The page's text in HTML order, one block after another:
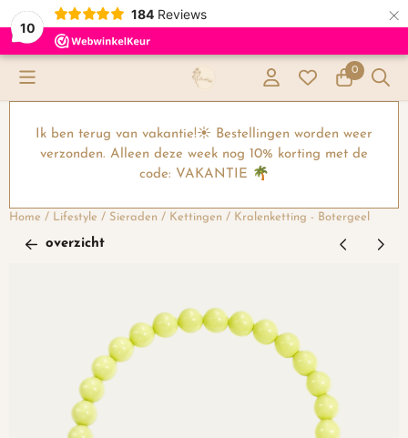
10
184 Reviews ×
Cookievoorkeuren zijn momenteel gesloten.
0
Ik ben terug van vakantie!☀️ Bestellingen worden weer
verzonden. Alleen deze week nog 10% korting met de
code: VAKANTIE 🌴
Home / Lifestyle / Sieraden / Kettingen / Kralenketting - Botergeel
overzicht